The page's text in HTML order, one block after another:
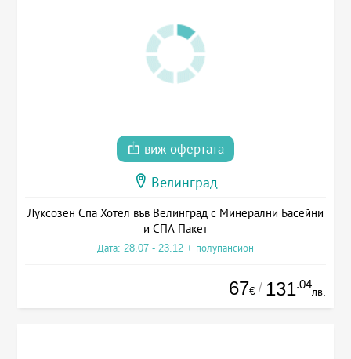
виж офертата
Велинград
Луксозен Спа Хотел във Велинград с Минерални Басейни
и СПА Пакет
Дата: 28.07 - 23.12 + полупансион
67€ / 131.04
лв.